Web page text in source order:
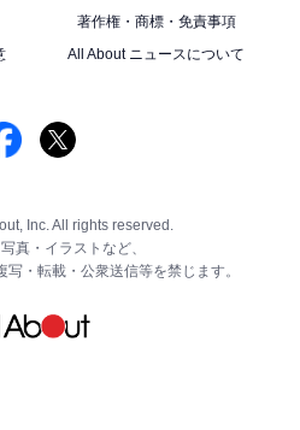
著作権・商標・免責事項
All About ニュースについて
Inc. All rights reserved.
真・イラストなど、
・転載・公衆送信等を禁じます。